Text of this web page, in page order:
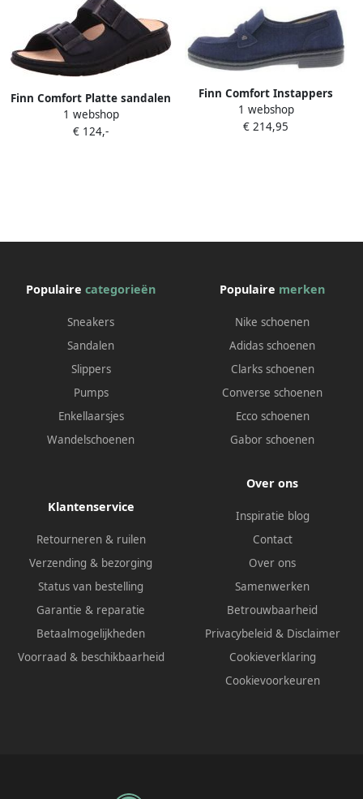
Finn Comfort Platte sandalen
1 webshop
€ 124,-
Finn Comfort Instappers
Toledo
1 webshop
€ 214,95
Populaire categorieën
Sneakers
Sandalen
Slippers
Pumps
Enkellaarsjes
Wandelschoenen
Populaire merken
Nike schoenen
Adidas schoenen
Clarks schoenen
Converse schoenen
Ecco schoenen
Gabor schoenen
Klantenservice
Retourneren & ruilen
Verzending & bezorging
Status van bestelling
Garantie & reparatie
Betaalmogelijkheden
Voorraad & beschikbaarheid
Over ons
Inspiratie blog
Contact
Over ons
Samenwerken
Betrouwbaarheid
Privacybeleid & Disclaimer
Cookieverklaring
Cookievoorkeuren